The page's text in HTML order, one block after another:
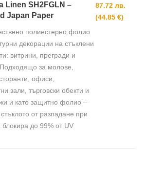
Linen SH2FGLN –
Japan Paper
полиестерно фолио
декорации на стъклени
витрини, прегради и
за молове,
офиси,
зали, търговски обекти и
и като защитно фолио –
от разпадане при
блокира до 99% от UV
87.72 лв.
(44.85 €)